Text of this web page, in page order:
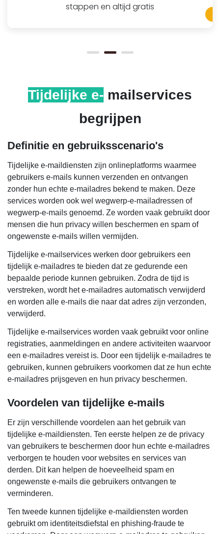
stappen en altijd gratis
Tijdelijke e- mailservices
begrijpen
Definitie en gebruiksscenario's
Tijdelijke e-maildiensten zijn onlineplatforms waarmee
gebruikers e-mails kunnen verzenden en ontvangen
zonder hun echte e-mailadres bekend te maken. Deze
services worden ook wel wegwerp-e-mailadressen of
wegwerp-e-mails genoemd. Ze worden vaak gebruikt door
mensen die hun privacy willen beschermen en spam of
ongewenste e-mails willen vermijden.
Tijdelijke e-mailservices werken door gebruikers een
tijdelijk e-mailadres te bieden dat ze gedurende een
bepaalde periode kunnen gebruiken. Zodra de tijd is
verstreken, wordt het e-mailadres automatisch verwijderd
en worden alle e-mails die naar dat adres zijn verzonden,
verwijderd.
Tijdelijke e-mailservices worden vaak gebruikt voor online
registraties, aanmeldingen en andere activiteiten waarvoor
een e-mailadres vereist is. Door een tijdelijk e-mailadres te
gebruiken, kunnen gebruikers voorkomen dat ze hun echte
e-mailadres prijsgeven en hun privacy beschermen.
Voordelen van tijdelijke e-mails
Er zijn verschillende voordelen aan het gebruik van
tijdelijke e-maildiensten. Ten eerste helpen ze de privacy
van gebruikers te beschermen door hun echte e-mailadres
verborgen te houden voor websites en services van
derden. Dit kan helpen de hoeveelheid spam en
ongewenste e-mails die gebruikers ontvangen te
verminderen.
Ten tweede kunnen tijdelijke e-maildiensten worden
gebruikt om identiteitsdiefstal en phishing-fraude te